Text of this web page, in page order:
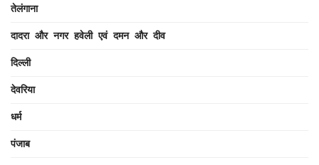
तेलंगाना
दादरा और नगर हवेली एवं दमन और दीव
दिल्ली
देवरिया
धर्म
पंजाब